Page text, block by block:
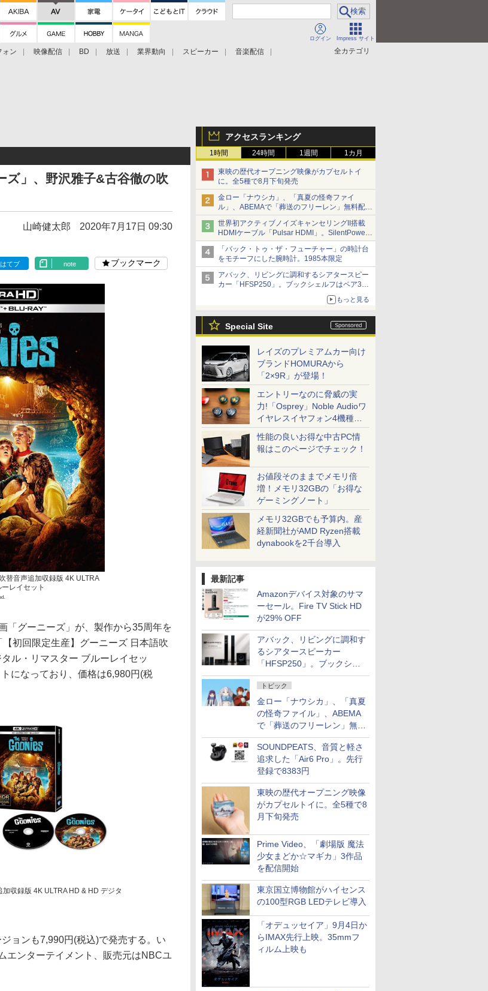
ログイン Impress サイト
全カテゴリ
ォン 映像配信 BD 放送 業界動向 スピーカー
音楽配信
アクセスランキング
1時間 24時間 1週間 1カ月
東映の歴代オープニング映像がカプセルトイ
に。全5種で8月下旬発売
金ロー「ナウシカ」、「真夏の怪奇ファイ
ル」、ABEMAで「葬送のフリーレン」無料配信
など。夏の特番・配信情報
世界初アクティブノイズキャンセリングII搭載
HDMIケーブル「Pulsar HDMI」。SilentPower
から
「バック・トゥ・ザ・フューチャー」の時計台
をモチーフにした腕時計。1985本限定
アバック、リビングに調和するシアタースピー
カー「HFSP250」。ブックシェルフはペア3万
もっと見る
Special Site
レイズのプレミアムカー向け
ブランドHOMURAから
「2×9R」が登場！
エントリーなのに脅威の実
力!「Osprey」Noble Audioワ
イヤレスイヤフォン4機種を
一気に聴く
性能の良いお得な中古PC情
報はこのページでチェック！
お値段そのままでメモリ倍
増！メモリ32GBの「お得な
ゲーミングノート」
メモリ32GBでも予算内。産
経新聞社がAMD Ryzen搭載
dynabookを2千台導入
最新記事
Amazonデバイス対象のサマ
ーセール。Fire TV Stick HD
が29% OFF
アバック、リビングに調和す
るシアタースピーカー
「HFSP250」。ブックシェ
ルフはペア3万円以下
トピック
金ロー「ナウシカ」、「真夏
の怪奇ファイル」、ABEMA
で「葬送のフリーレン」無料
配信など。夏の特番・配信情
報
SOUNDPEATS、音質と軽さ
追求した「Air6 Pro」。先行
登録で8383円
東映の歴代オープニング映像
がカプセルトイに。全5種で8
月下旬発売
Prime Video、「劇場版 魔法
少女まどか☆マギカ」3作品
を配信開始
東京国立博物館がハイセンス
の100型RGB LEDテレビ導入
「オデュッセイア」9月4日か
らIMAX先行上映。35mmフ
ィルム上映も
」、野沢雅子&古谷徹の吹
山崎健太郎 2020年7月17日 09:30
はてブ note ブックマーク
替音声追加収録版 4K ULTRA
レイセット
「グーニーズ」が、製作から35周年を
初回限定生産】グーニーズ 日本語吹
ル・リマスター ブルーレイセッ
になっており、価格は6,980円(税
収録版 4K ULTRA HD & HD デジタ
ョンも7,990円(税込)で発売する。い
エンターテイメント、販売元はNBCユ